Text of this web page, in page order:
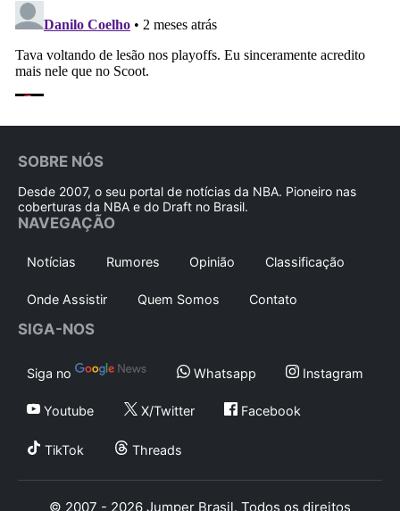
SOBRE NÓS
Desde 2007, o seu portal de notícias da NBA. Pioneiro nas
coberturas da NBA e do Draft no Brasil.
NAVEGAÇÃO
Notícias Rumores Opinião Classificação
Onde Assistir Quem Somos Contato
SIGA-NOS
Siga no Whatsapp Instagram
Youtube X/Twitter Facebook
TikTok Threads
© 2007 - 2026 Jumper Brasil. Todos os direitos